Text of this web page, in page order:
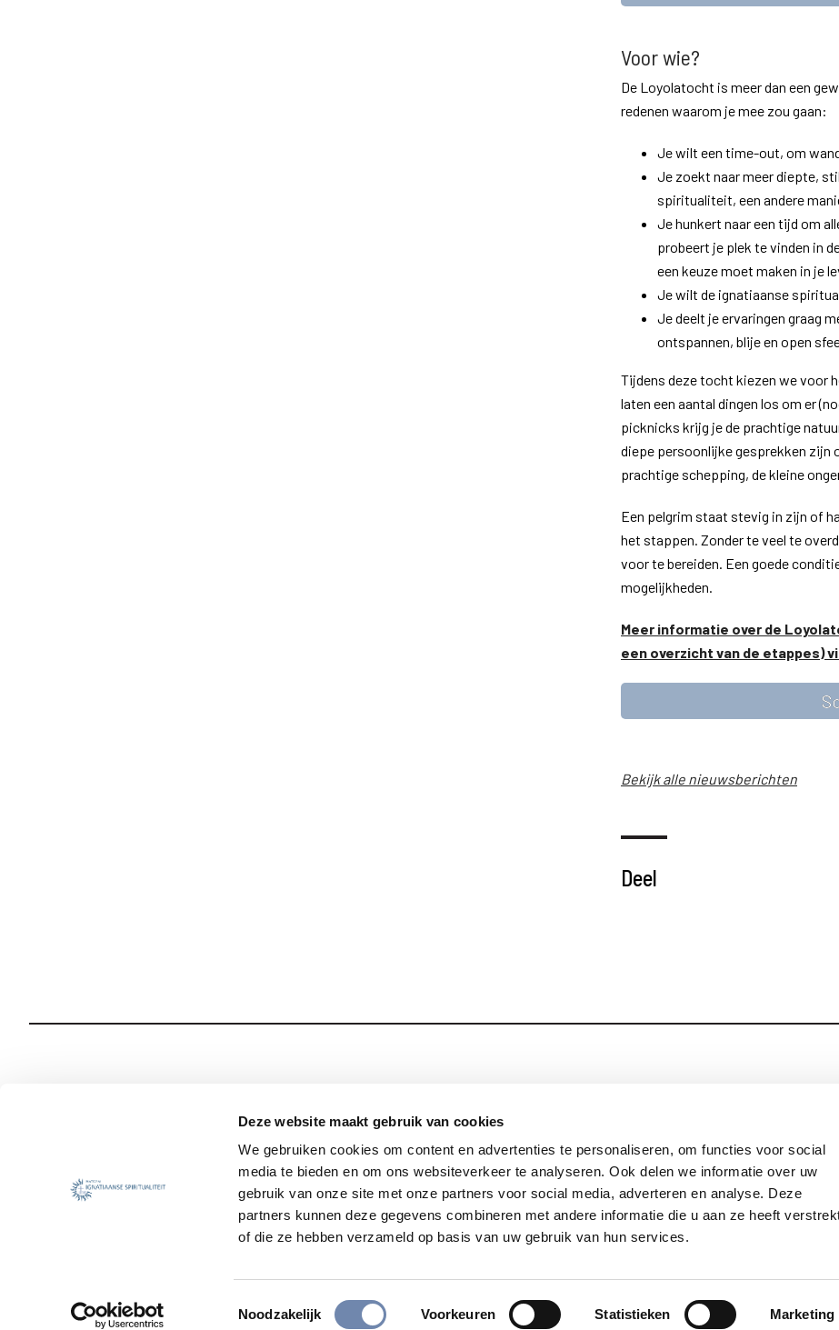
Deze website maakt gebruik van cookies
We gebruiken cookies om content en advertenties te personaliseren, om functies voor social
media te bieden en om ons websiteverkeer te analyseren. Ook delen we informatie over uw
gebruik van onze site met onze partners voor social media, adverteren en analyse. Deze
partners kunnen deze gegevens combineren met andere informatie die u aan ze heeft
of die ze hebben verzameld op basis van uw gebruik van hun services.
Toestemmingsselectie
Noodzakelijk Voorkeuren Statistieken Marketing
Voor wie?
De Loyolatocht is meer dan een
redenen waarom je mee zou gaan:
Je wilt een time-out, om
Je zoekt naar meer diepte,
spiritualiteit, een andere
Je hunkert naar een tijd om
probeert je plek te vinden in
een keuze moet maken in je
Je wilt de ignatiaanse
Je deelt je ervaringen graag
ontspannen, blije en open
Tijdens deze tocht kiezen we voor
laten een aantal dingen los om er
picknicks krijg je de prachtige
diepe persoonlijke gesprekken zijn
prachtige schepping, de kleine
Een pelgrim staat stevig in zijn of
het stappen. Zonder te veel te
voor te bereiden. Een goede
mogelijkheden.
Meer informatie over de
een overzicht van de etappes)
Bekijk alle nieuwsberichten
Deel
Jezuïet worden
Onze Spiritualiteit
Sociale Veiligheid
Privacy
Blijf op de hoogte